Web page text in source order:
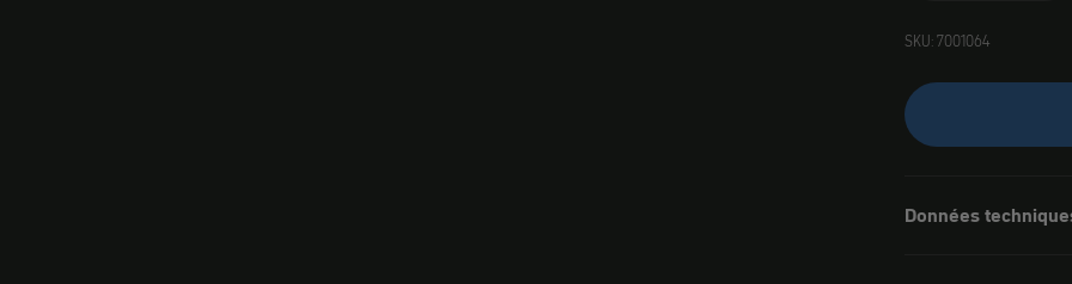
SKU: 7001064
Données